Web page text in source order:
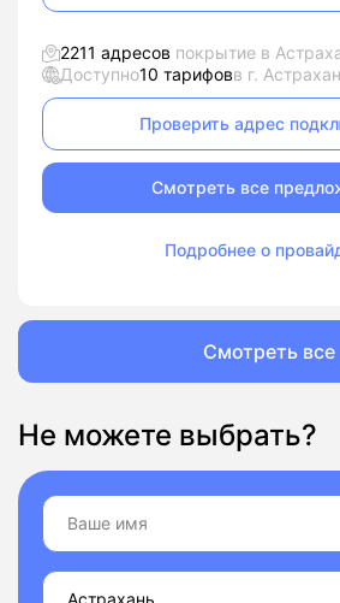
2211 адресов покрытие в
Доступно10 тарифовв г.
Проверить адрес
Смотреть все
Подробнее о
Смотреть все
Не можете выбрать?